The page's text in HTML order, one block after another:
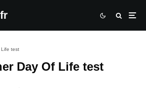
Life test
Day Of Life test